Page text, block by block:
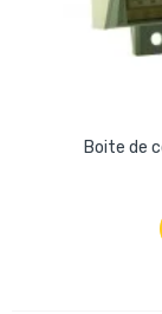
Boite de